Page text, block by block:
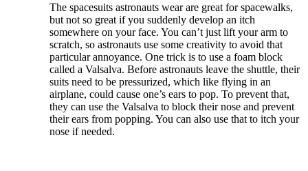
The spacesuits astronauts wear are great for spacewalks,
but not so great if you suddenly develop an itch
somewhere on your face. You can’t just lift your arm to
scratch, so astronauts use some creativity to avoid that
particular annoyance. One trick is to use a foam block
called a Valsalva. Before astronauts leave the shuttle, their
suits need to be pressurized, which like flying in an
airplane, could cause one’s ears to pop. To prevent that,
they can use the Valsalva to block their nose and prevent
their ears from popping. You can also use that to itch your
nose if needed.